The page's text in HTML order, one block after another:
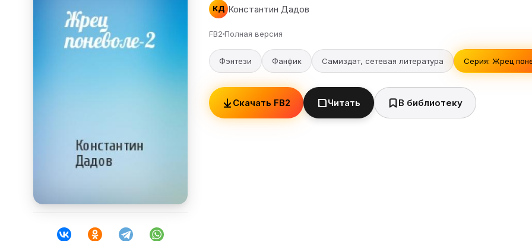
КД Константин Дадов
FB2 Полная версия
Фэнтези Фанфик Самиздат, сетевая литература Серия: Жрец
Скачать FB2 Читать В библиотеку